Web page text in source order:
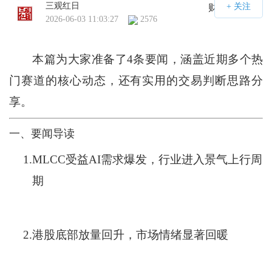
财经号APP
三观红日
2026-06-03 11:03:27
2576
本篇为大家准备了4条要闻，涵盖近期多个热
门赛道的核心动态，还有实用的交易判断思路分
享。
一、要闻导读
1.MLCC受益AI需求爆发，行业进入景气上行周
期
2.港股底部放量回升，市场情绪显著回暖